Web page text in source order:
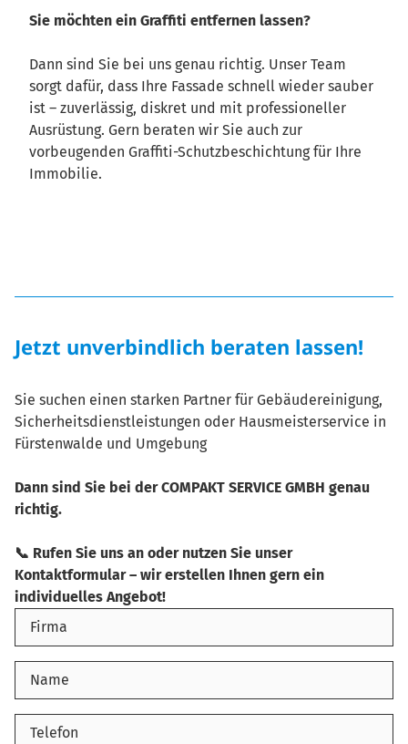
Sie möchten ein Graffiti entfernen lassen?
Dann sind Sie bei uns genau richtig. Unser Team
sorgt dafür, dass Ihre Fassade schnell wieder sauber
ist – zuverlässig, diskret und mit professioneller
Ausrüstung. Gern beraten wir Sie auch zur
vorbeugenden Graffiti-Schutzbeschichtung für Ihre
Immobilie.
Jetzt unverbindlich beraten lassen!
Sie suchen einen starken Partner für Gebäudereinigung,
Sicherheitsdienstleistungen oder Hausmeisterservice in
Fürstenwalde und Umgebung
Dann sind Sie bei der COMPAKT SERVICE GMBH genau
richtig.
📞 Rufen Sie uns an oder nutzen Sie unser
Kontaktformular – wir erstellen Ihnen gern ein
individuelles Angebot!